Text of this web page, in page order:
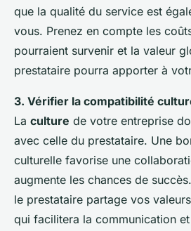
que la qualité du service est
vous. Prenez en compte les
pourraient survenir et la valeur
prestataire pourra apporter à
3. Vérifier la compatibilité
La culture de votre entreprise
avec celle du prestataire. Une
culturelle favorise une
augmente les chances de
le prestataire partage vos
qui facilitera la communication